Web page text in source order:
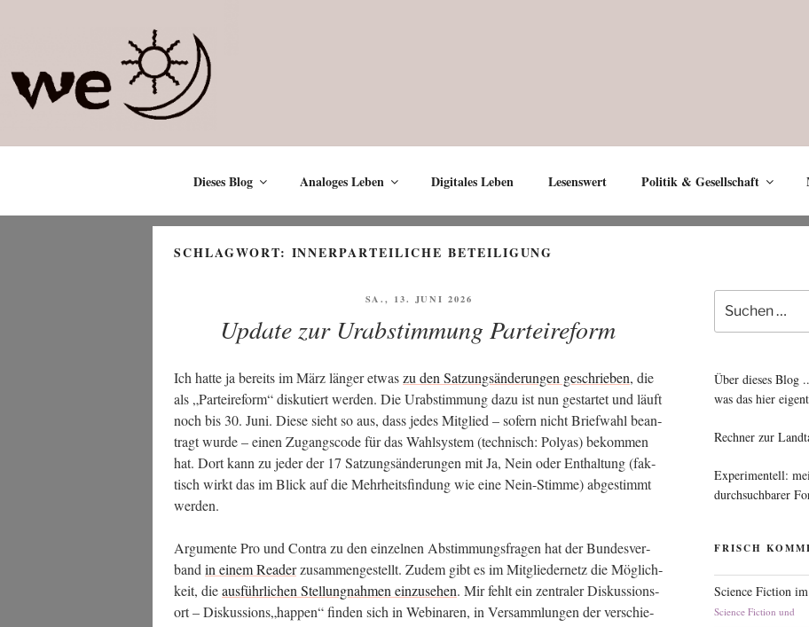
Dieses Blog Analoges Leben Digitales Leben Lesenswert Politik & Gesellschaft
SCHLAGWORT: INNERPARTEILICHE BETEILIGUNG
VERÖFFENTLICHT
SA., 13. JUNI 2026
Update zur Urabstimmung Parteireform
Ich hat­te ja bereits im März län­ger etwaszu den Sat­zungs­än­de­run­gen geschrie­ben, die
als „Par­tei­re­form“ dis­ku­tiert wer­den. Die Urab­stim­mung dazu ist nun gestar­tet und läuft
noch bis 30. Juni. Die­se sieht so aus, dass jedes Mit­glied – sofern nicht Brief­wahl bean­
tragt wur­de – einen Zugangs­code für das Wahl­sys­tem (tech­nisch: Poly­as) bekom­men
hat. Dort kann zu jeder der 17 Sat­zungs­än­de­run­gen mit Ja, Nein oder Ent­hal­tung (fak­
tisch wirkt das im Blick auf die Mehr­heits­fin­dung wie eine Nein-Stim­me) abge­stimmt
werden.
Argu­men­te Pro und Con­tra zu den ein­zel­nen Abstim­mungs­fra­gen hat der Bun­des­ver­
band in einem Rea­derzusam­men­ge­stellt. Zudem gibt es im Mit­glie­der­netz die Mög­lich­
keit, dieaus­führ­li­chen Stel­lung­nah­men ein­zu­se­hen. Mir fehlt ein zen­tra­ler Dis­kus­si­ons­
ort – Diskussions„happen“ fin­den sich in Web­i­na­ren, in Ver­samm­lun­gen der ver­schie­
Suche
nach:
Über dieses Blog
was das hier
Rechner zur
Experimentell:
durchsuchbarer
FRISCH
Science Fiction
Science Fiction und